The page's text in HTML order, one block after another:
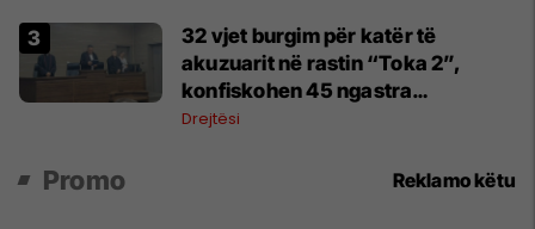
32 vjet burgim për katër të
akuzuarit në rastin “Toka 2”,
konfiskohen 45 ngastra
kadastrale
Drejtësi
Promo Reklamo këtu